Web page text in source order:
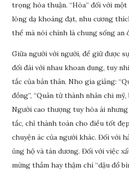
trọng hòa thuận. “Hòa” đối với
lòng dạ khoáng đạt, nhu cương
thể mà nói chính là chung sống an
Giữa người với người, để giữ được
đối đãi với nhau khoan dung, tuy
tắc của bản thân. Nho gia giảng:
đồng”, “Quân tử thành nhân chi
Người cao thượng tuy hòa ái
tắc, chỉ thành toàn cho điều tốt
chuyện ác của người khác. Đối với
ủng hộ và tán dương. Đối với việc
mừng thầm hay thậm chí “dậu đổ